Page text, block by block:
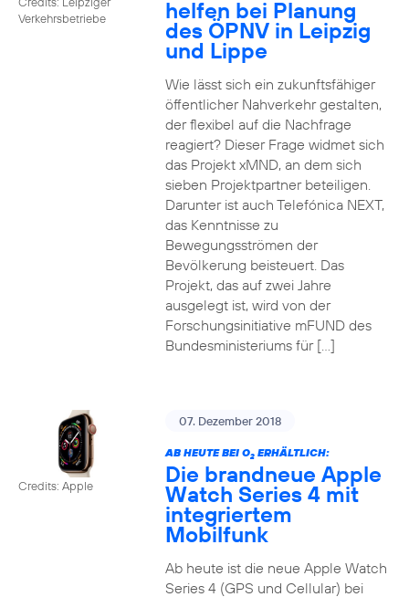
Verkehrsbetriebe
helfen bei Planung
des ÖPNV in Leipzig
und Lippe
Wie lässt sich ein zukunftsfähiger
öffentlicher Nahverkehr gestalten,
der flexibel auf die Nachfrage
reagiert? Dieser Frage widmet sich
das Projekt xMND, an dem sich
sieben Projektpartner beteiligen.
Darunter ist auch Telefónica NEXT,
das Kenntnisse zu
Bewegungsströmen der
Bevölkerung beisteuert. Das
Projekt, das auf zwei Jahre
ausgelegt ist, wird von der
Forschungsinitiative mFUND des
Bundesministeriums für […]
Credits: Apple
07. Dezember 2018
AB HEUTE BEI O2ERHÄLTLICH:
Die brandneue Apple
Watch Series 4 mit
integriertem
Mobilfunk
Ab heute ist die neue Apple Watch
Series 4 (GPS und Cellular) bei